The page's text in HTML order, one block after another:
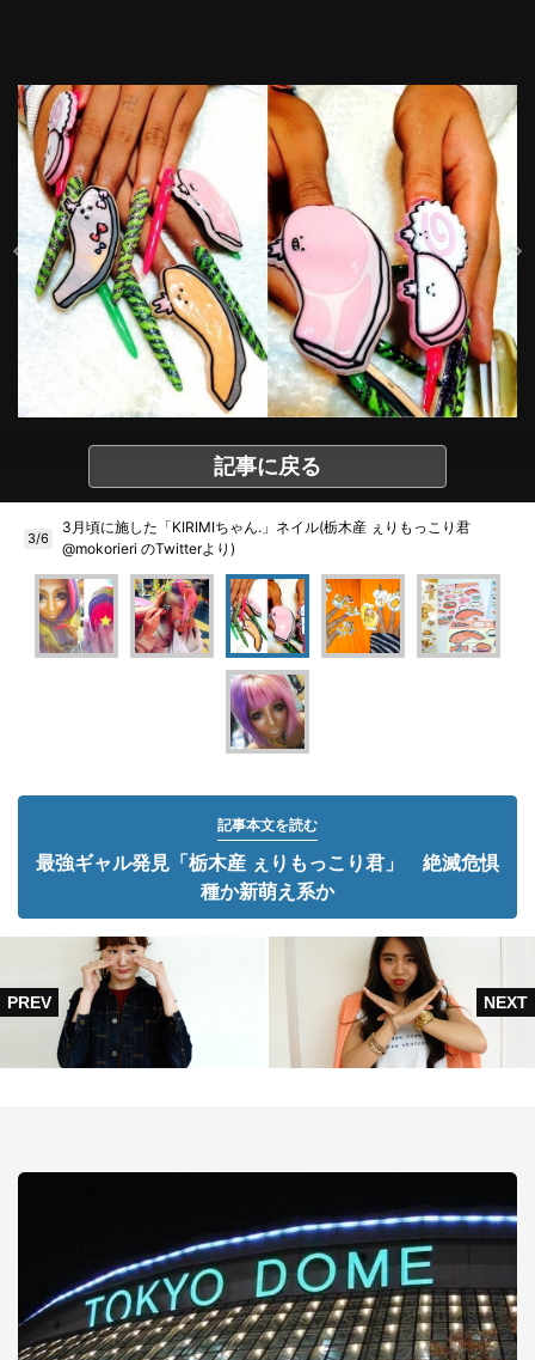
記事に戻る
3/6
3月頃に施した「KIRIMIちゃん.」ネイル(栃木産 ぇりもっこり君
@mokorieri のTwitterより)
記事本文を読む
最強ギャル発見「栃木産 ぇりもっこり君」 絶滅危惧
種か新萌え系か